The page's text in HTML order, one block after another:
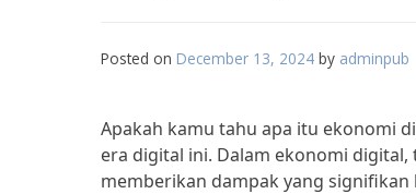
Posted on December 13, 2024 by adminpub
Apakah kamu tahu apa itu ekonomi
era digital ini. Dalam ekonomi
memberikan dampak yang